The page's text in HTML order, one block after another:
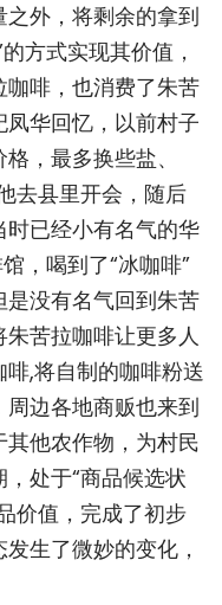
外，将剩余的拿到
方式实现其价值，
啡，也消费了朱苦
华回忆，以前村子
，最多换些盐、
去县里开会，随后
已经小有名气的华
，喝到了“冰咖啡”
没有名气回到朱苦
苦拉咖啡让更多人
,将自制的咖啡粉送
边各地商贩也来到
他农作物，为村民
处于“商品候选状
价值，完成了初步
生了微妙的变化，